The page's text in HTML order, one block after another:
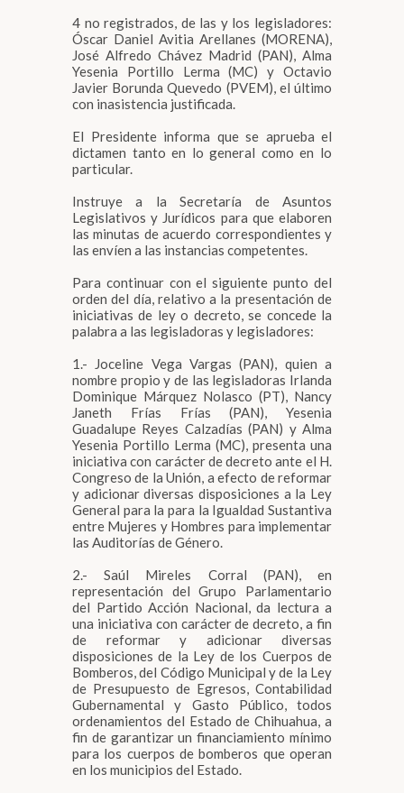
4 no registrados, de las y los legisladores:
Óscar Daniel Avitia Arellanes (MORENA),
José Alfredo Chávez Madrid (PAN), Alma
Yesenia Portillo Lerma (MC) y Octavio
Javier Borunda Quevedo (PVEM), el último
con inasistencia justificada.
El Presidente informa que se aprueba el
dictamen tanto en lo general como en lo
particular.
Instruye a la Secretaría de Asuntos
Legislativos y Jurídicos para que elaboren
las minutas de acuerdo correspondientes y
las envíen a las instancias competentes.
Para continuar con el siguiente punto del
orden del día, relativo a la presentación de
iniciativas de ley o decreto, se concede la
palabra a las legisladoras y legisladores:
1.- Joceline Vega Vargas (PAN), quien a
nombre propio y de las legisladoras Irlanda
Dominique Márquez Nolasco (PT), Nancy
Janeth Frías Frías (PAN), Yesenia
Guadalupe Reyes Calzadías (PAN) y Alma
Yesenia Portillo Lerma (MC), presenta una
iniciativa con carácter de decreto ante el H.
Congreso de la Unión, a efecto de reformar
y adicionar diversas disposiciones a la Ley
General para la para la Igualdad Sustantiva
entre Mujeres y Hombres para implementar
las Auditorías de Género.
2.- Saúl Mireles Corral (PAN), en
representación del Grupo Parlamentario
del Partido Acción Nacional, da lectura a
una iniciativa con carácter de decreto, a fin
de reformar y adicionar diversas
disposiciones de la Ley de los Cuerpos de
Bomberos, del Código Municipal y de la Ley
de Presupuesto de Egresos, Contabilidad
Gubernamental y Gasto Público, todos
ordenamientos del Estado de Chihuahua, a
fin de garantizar un financiamiento mínimo
para los cuerpos de bomberos que operan
en los municipios del Estado.